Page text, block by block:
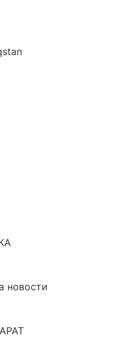
новости